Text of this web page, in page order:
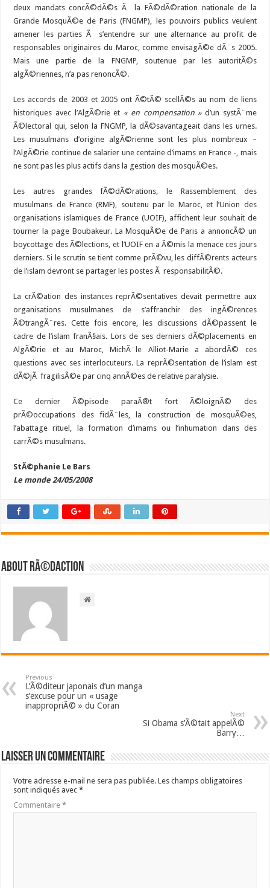
deux mandats concÃ©dÃ©s Ã la FÃ©dÃ©ration nationale de la
Grande MosquÃ©e de Paris (FNGMP), les pouvoirs publics veulent
amener les parties Ã s’entendre sur une alternance au profit de
responsables originaires du Maroc, comme envisagÃ©e dÃ¨s 2005.
Mais une partie de la FNGMP, soutenue par les autoritÃ©s
algÃ©riennes, n’a pas renoncÃ©.
Les accords de 2003 et 2005 ont Ã©tÃ© scellÃ©s au nom de liens
historiques avec l’AlgÃ©rie et « en compensation »d’un systÃ¨me
Ã©lectoral qui, selon la FNGMP, la dÃ©savantageait dans les urnes.
Les musulmans d’origine algÃ©rienne sont les plus nombreux –
l’AlgÃ©rie continue de salarier une centaine d’imams en France -, mais
ne sont pas les plus actifs dans la gestion des mosquÃ©es.
Les autres grandes fÃ©dÃ©rations, le Rassemblement des
musulmans de France (RMF), soutenu par le Maroc, et l’Union des
organisations islamiques de France (UOIF), affichent leur souhait de
tourner la page Boubakeur. La MosquÃ©e de Paris a annoncÃ© un
boycottage des Ã©lections, et l’UOIF en a Ã©mis la menace ces jours
derniers. Si le scrutin se tient comme prÃ©vu, les diffÃ©rents acteurs
de l’islam devront se partager les postes Ã responsabilitÃ©.
La crÃ©ation des instances reprÃ©sentatives devait permettre aux
organisations musulmanes de s’affranchir des ingÃ©rences
Ã©trangÃ¨res. Cette fois encore, les discussions dÃ©passent le
cadre de l’islam franÃ§ais. Lors de ses derniers dÃ©placements en
AlgÃ©rie et au Maroc, MichÃ¨le Alliot-Marie a abordÃ© ces
questions avec ses interlocuteurs. La reprÃ©sentation de l’islam est
dÃ©jÃ fragilisÃ©e par cinq annÃ©es de relative paralysie.
Ce dernier Ã©pisode paraÃ®t fort Ã©loignÃ© des
prÃ©occupations des fidÃ¨les, la construction de mosquÃ©es,
l’abattage rituel, la formation d’imams ou l’inhumation dans des
carrÃ©s musulmans.
StÃ©phanie Le Bars
Le monde 24/05/2008
About RÃ©daction
Previous
L’Ã©diteur japonais d’un manga
s’excuse pour un « usage
inappropriÃ© » du Coran
Next
Si Obama s’Ã©tait appelÃ©
Barry…
Laisser un commentaire
Votre adresse e-mail ne sera pas publiée. Les champs obligatoires
sont indiqués avec*
Commentaire*